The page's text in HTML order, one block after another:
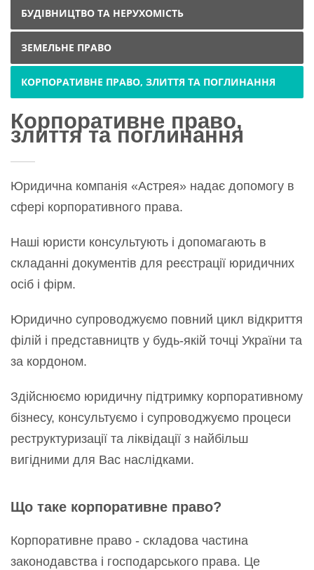
БУДІВНИЦТВО ТА НЕРУХОМІСТЬ
ЗЕМЕЛЬНЕ ПРАВО
КОРПОРАТИВНЕ ПРАВО, ЗЛИТТЯ ТА ПОГЛИНАННЯ
Корпоративне право,
злиття та поглинання
Юридична компанія «Астрея» надає допомогу в
сфері корпоративного права.
Наші юристи консультують і допомагають в
складанні документів для реєстрації юридичних
осіб і фірм.
Юридично супроводжуємо повний цикл відкриття
філій і представництв у будь-якій точці України та
за кордоном.
Здійснюємо юридичну підтримку корпоративному
бізнесу, консультуємо і супроводжуємо процеси
реструктуризації та ліквідації з найбільш
вигідними для Вас наслідками.
Що таке корпоративне право?
Корпоративне право - складова частина
законодавства і господарського права. Це